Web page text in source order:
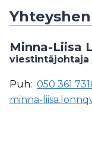
Minna-Liisa
viestintäjohtaja
Puh: 050 361
minna-